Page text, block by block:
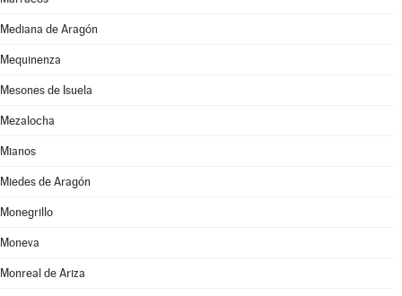
Mediana de Aragón
Mequinenza
Mesones de Isuela
Mezalocha
Mianos
Miedes de Aragón
Monegrillo
Moneva
Monreal de Ariza